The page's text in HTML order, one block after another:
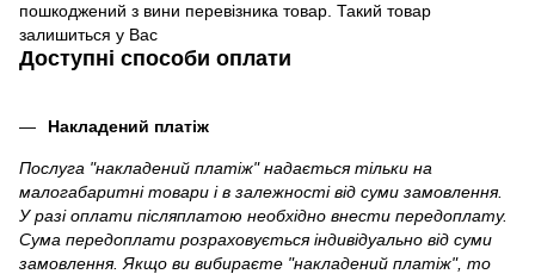
пошкоджений з вини перевізника товар. Такий товар
залишиться у Вас
Доступні способи оплати
Накладений платіж
Послуга "накладений платіж" надається тільки на
малогабаритні товари і в залежності від суми замовлення.
У разі оплати післяплатою необхідно внести передоплату.
Сума передоплати розраховується індивідуально від суми
замовлення. Якщо ви вибираєте "накладений платіж", то